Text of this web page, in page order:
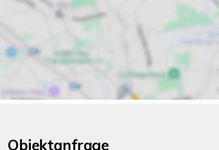
Objektanfrage